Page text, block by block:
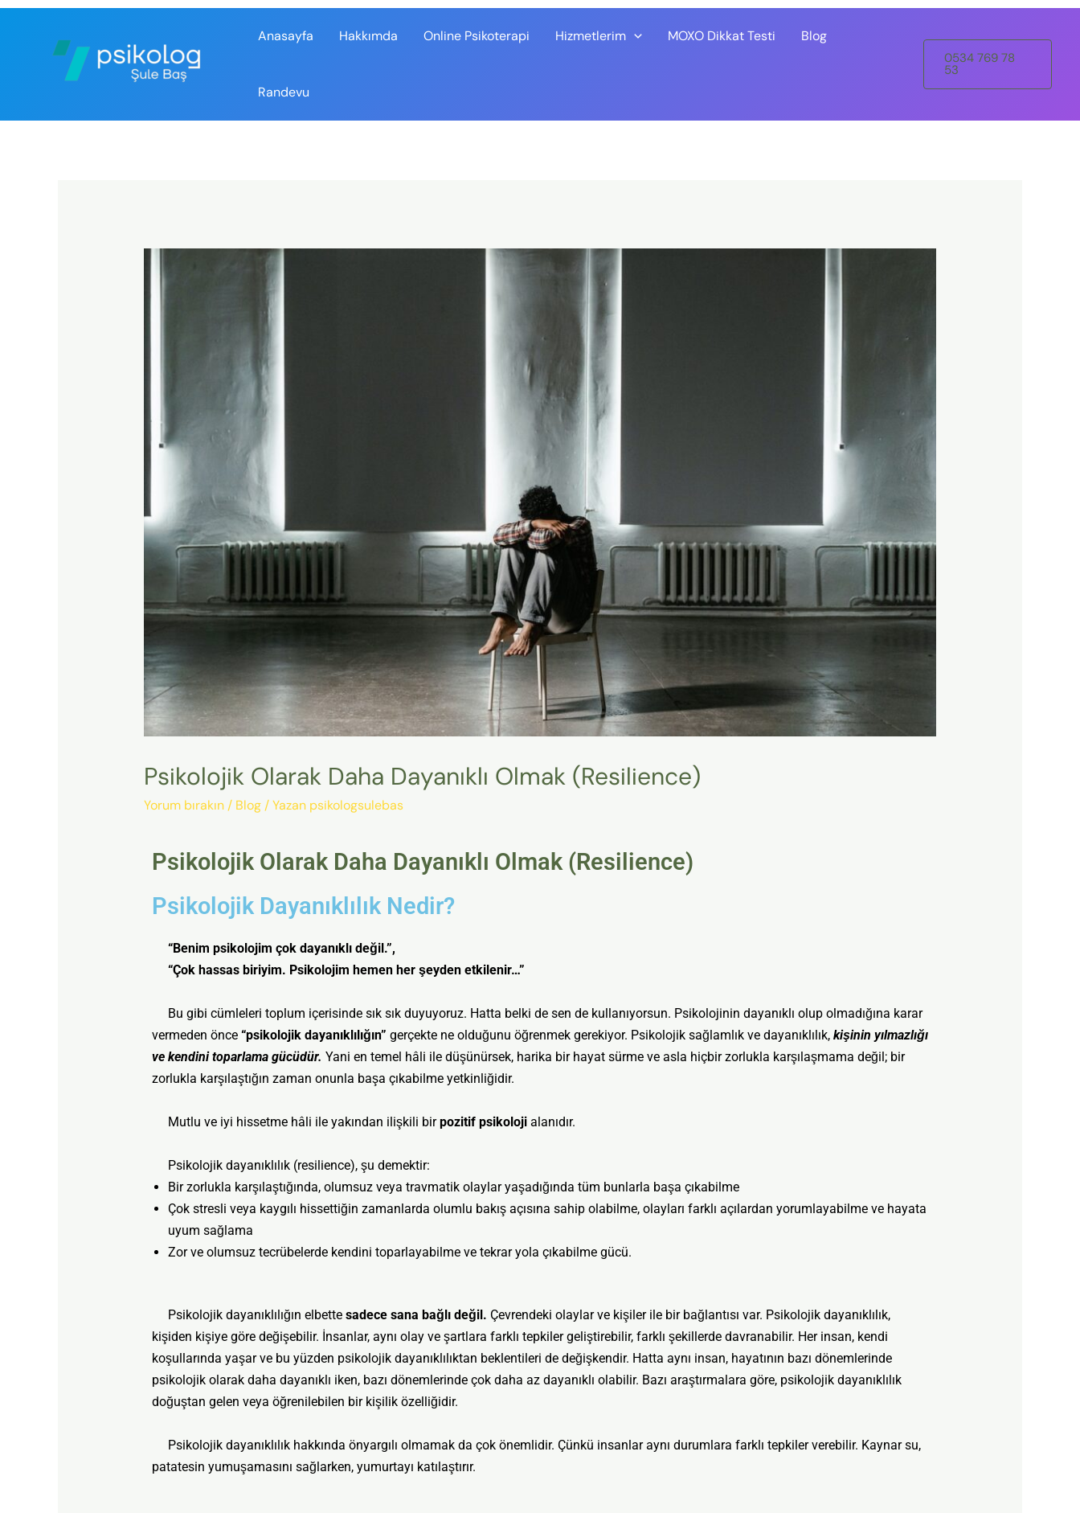
Anasayfa Hakkımda Online Psikoterapi Hizmetlerim MOXO Dikkat Testi Blog
Randevu
0534 769 78
53
Psikolojik Olarak Daha Dayanıklı Olmak (Resilience)
Yorum bırakın / Blog/ Yazan psikologsulebas
Psikolojik Olarak Daha Dayanıklı Olmak (Resilience)
Psikolojik Dayanıklılık Nedir?
“Benim psikolojim çok dayanıklı değil.”,
“Çok hassas biriyim. Psikolojim hemen her şeyden etkilenir…”
Bu gibi cümleleri toplum içerisinde sık sık duyuyoruz. Hatta belki de sen de kullanıyorsun. Psikolojinin dayanıklı olup olmadığına karar
vermeden önce “psikolojik dayanıklılığın” gerçekte ne olduğunu öğrenmek gerekiyor. Psikolojik sağlamlık ve dayanıklılık, kişinin yılmazlığı
ve kendini toparlama gücüdür. Yani en temel hâli ile düşünürsek, harika bir hayat sürme ve asla hiçbir zorlukla karşılaşmama değil; bir
zorlukla karşılaştığın zaman onunla başa çıkabilme yetkinliğidir.
Mutlu ve iyi hissetme hâli ile yakından ilişkili birpozitif psikolojialanıdır.
Psikolojik dayanıklılık (resilience), şu demektir:
Bir zorlukla karşılaştığında, olumsuz veya travmatik olaylar yaşadığında tüm bunlarla başa çıkabilme
Çok stresli veya kaygılı hissettiğin zamanlarda olumlu bakış açısına sahip olabilme, olayları farklı açılardan yorumlayabilme ve hayata
uyum sağlama
Zor ve olumsuz tecrübelerde kendini toparlayabilme ve tekrar yola çıkabilme gücü.
Psikolojik dayanıklılığın elbette sadece sana bağlı değil. Çevrendeki olaylar ve kişiler ile bir bağlantısı var. Psikolojik dayanıklılık,
kişiden kişiye göre değişebilir. İnsanlar, aynı olay ve şartlara farklı tepkiler geliştirebilir, farklı şekillerde davranabilir. Her insan, kendi
koşullarında yaşar ve bu yüzden psikolojik dayanıklılıktan beklentileri de değişkendir. Hatta aynı insan, hayatının bazı dönemlerinde
psikolojik olarak daha dayanıklı iken, bazı dönemlerinde çok daha az dayanıklı olabilir. Bazı araştırmalara göre, psikolojik dayanıklılık
doğuştan gelen veya öğrenilebilen bir kişilik özelliğidir.
Psikolojik dayanıklılık hakkında önyargılı olmamak da çok önemlidir. Çünkü insanlar aynı durumlara farklı tepkiler verebilir. Kaynar su,
patatesin yumuşamasını sağlarken, yumurtayı katılaştırır.